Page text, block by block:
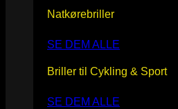
Natkørebriller
SE DEM ALLE
Briller til Cykling & Sport
SE DEM ALLE